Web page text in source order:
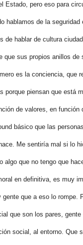
Estado, pero eso para
hablamos de la seguridad
de hablar de cultura
que sus propios anillos de
es la conciencia, que
porque piensan que está
de valores, en función
básico que las
Me sentiría mal si lo
algo que no tengo que
en definitiva, es muy
gente que a eso lo rompe.
que son los pares,
social, al entorno. Que